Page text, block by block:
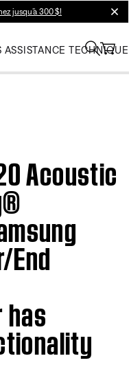
jusqu’à 300 $!
ASSISTANCE TECHNIQUE
Acoustic
End